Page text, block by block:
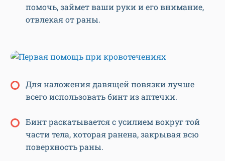
помочь, займет ваши руки и его внимание,
отвлекая от раны.
Для наложения давящей повязки лучше
всего использовать бинт из аптечки.
Бинт раскатывается с усилием вокруг той
части тела, которая ранена, закрывая всю
поверхность раны.